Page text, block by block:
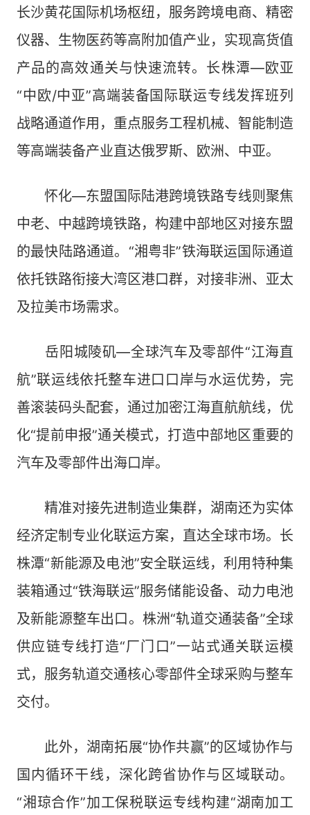
长沙黄花国际机场枢纽，服务跨境电商、精密
仪器、生物医药等高附加值产业，实现高货值
产品的高效通关与快速流转。长株潭—欧亚
“中欧/中亚”高端装备国际联运专线发挥班列
战略通道作用，重点服务工程机械、智能制造
等高端装备产业直达俄罗斯、欧洲、中亚。
怀化—东盟国际陆港跨境铁路专线则聚焦
中老、中越跨境铁路，构建中部地区对接东盟
的最快陆路通道。“湘粤非”铁海联运国际通道
依托铁路衔接大湾区港口群，对接非洲、亚太
及拉美市场需求。
岳阳城陵矶—全球汽车及零部件“江海直
航”联运线依托整车进口口岸与水运优势，完
善滚装码头配套，通过加密江海直航航线，优
化“提前申报”通关模式，打造中部地区重要的
汽车及零部件出海口岸。
精准对接先进制造业集群，湖南还为实体
经济定制专业化联运方案，直达全球市场。长
株潭“新能源及电池”安全联运线，利用特种集
装箱通过“铁海联运”服务储能设备、动力电池
及新能源整车出口。株洲“轨道交通装备”全球
供应链专线打造“厂门口”一站式通关联运模
式，服务轨道交通核心零部件全球采购与整车
交付。
此外，湖南拓展“协作共赢”的区域协作与
国内循环干线，深化跨省协作与区域联动。
“湘琼合作”加工保税联运专线构建“湖南加工